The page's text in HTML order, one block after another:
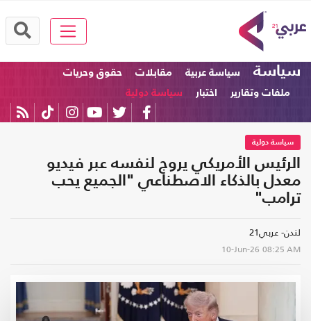
سياسة سياسة عربية مقابلات
حقوق وحريات
ملفات وتقارير
اختبار سياسة دولية
سياسة دولية
الرئيس الأمريكي يروج لنفسه عبر فيديو
معدل بالذكاء الاصطناعي "الجميع يحب
ترامب"
لندن- عربي21
10-Jun-26 08:25 AM